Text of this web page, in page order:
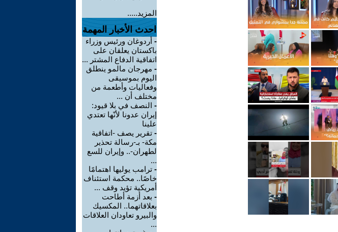
المزيد.....
احدث الأخبار المهمة
- أردوغان ورئيس وزراء
باكستان يعلقان على
اتفاقية الدفاع المشتر ...
- مهرجان مالمو ينطلق
اليوم بموسيقى
وفعاليات وأطعمة من
مختلف أن ...
- النصف في بلا قيود:
إيران عدونا لأنّها تعتدي
علينا
- تقرير يصف -اتفاقية
مكة- بـ-رسالة تحذير
لطهران-.. وإيران للسع
...
- ترامب يوليها اهتمامًا
خاصًا.. محكمة استئناف
أمريكية تؤيد وقف ...
- بعد أزمة أطاحت
بعلاقاتهما.. المكسيك
والبيرو تعاودان العلاقات
...